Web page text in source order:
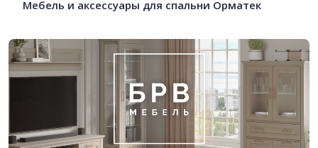
Мебель и аксессуары для спальни Орматек